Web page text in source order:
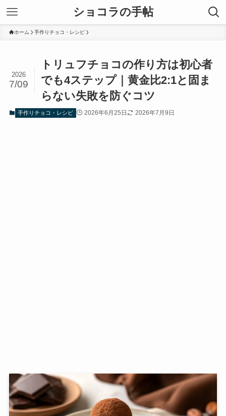
ショコラの手帖
ホーム 手作りチョコ・レシピ
トリュフチョコの作り方は初心者
でも4ステップ｜黄金比2:1と固ま
らない失敗を防ぐコツ
2026
7/09
手作りチョコ・レシピ 2026年6月25日 2026年7月9日